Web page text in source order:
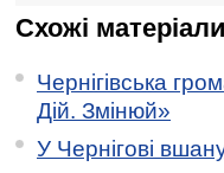
Схожі
Чернігівська
Дій. Змінюй»
У Чернігові